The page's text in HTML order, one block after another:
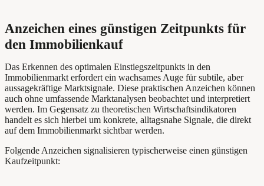
Anzeichen eines günstigen Zeitpunkts für
den Immobilienkauf
Das Erkennen des optimalen Einstiegszeitpunkts in den
Immobilienmarkt erfordert ein wachsames Auge für subtile, aber
aussagekräftige Marktsignale. Diese praktischen Anzeichen können
auch ohne umfassende Marktanalysen beobachtet und interpretiert
werden. Im Gegensatz zu theoretischen Wirtschaftsindikatoren
handelt es sich hierbei um konkrete, alltagsnahe Signale, die direkt
auf dem Immobilienmarkt sichtbar werden.
Folgende Anzeichen signalisieren typischerweise einen günstigen
Kaufzeitpunkt: